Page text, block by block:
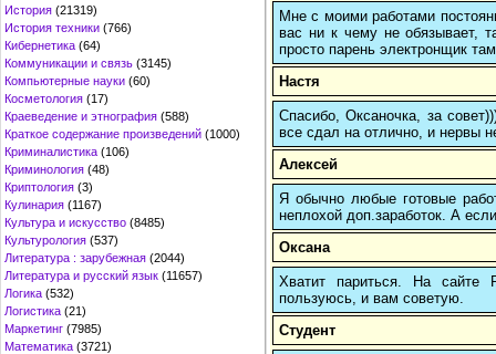
История (21319)
История техники (766)
Кибернетика (64)
Коммуникации и связь (3145)
Компьютерные науки (60)
Косметология (17)
Краеведение и этнография (588)
Краткое содержание произведений (1000)
Криминалистика (106)
Криминология (48)
Криптология (3)
Кулинария (1167)
Культура и искусство (8485)
Культурология (537)
Литература : зарубежная (2044)
Литература и русский язык (11657)
Логика (532)
Логистика (21)
Маркетинг (7985)
Математика (3721)
Мне с моими работами
вас ни к чему не обязывает,
просто парень электронщик
Настя
Спасибо, Оксаночка, за
все сдал на отлично, и нервы
Алексей
Я обычно любые готовые
неплохой доп.заработок. А
Оксана
Хватит париться. На
пользуюсь, и вам советую.
Студент